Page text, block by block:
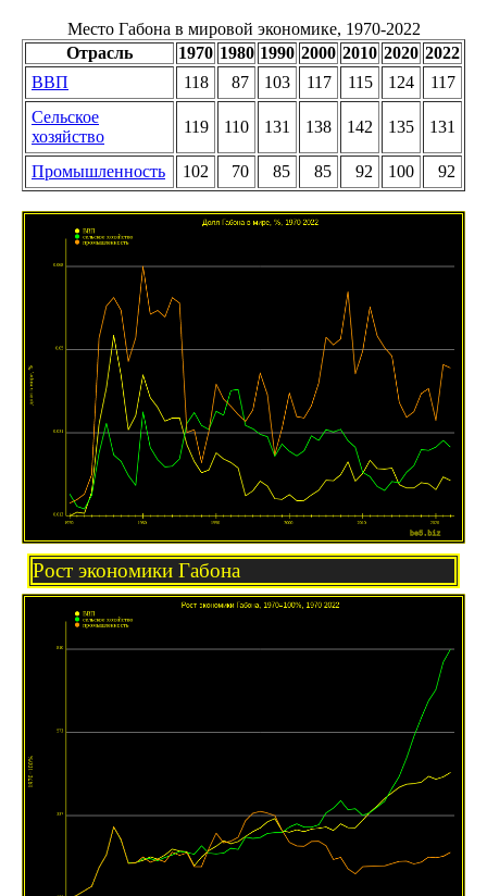
Место Габона в мировой экономике, 1970-2022
Отрасль
1970 1980 1990 2000 2010 2020 2022
ВВП
118 87 103 117 115 124
117
Сельское
хозяйство
119 110 131 138 142 135 131
Промышленность 102 70 85 85 92 100 92
Рост экономики Габона